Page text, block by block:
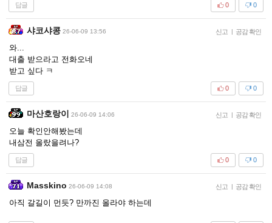
답글 0
0
샤코샤콩 26-06-09 13:56 신고 | 공감 확인
와...
대출 받으라고 전화오네
받고 싶다 ㅋ
답글 0
0
마산호랑이 26-06-09 14:06 신고 | 공감 확인
오늘 확인안해봤는데
내삼전 올랐을려나?
답글 0
0
Masskino 26-06-09 14:08 신고 | 공감 확인
아직 갈길이 먼듯? 만까진 올라야 하는데